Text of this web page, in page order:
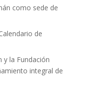
como sede de
de
y la Fundación
integral de